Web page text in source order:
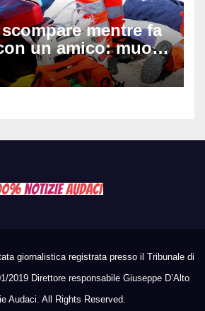
mentre fa
un amico: muore
45 minuti di
di
giornalistica registrata presso il Tribunale di
2019 Direttore responsabile Giuseppe D’Alto
Audaci. All Rights Reserved.